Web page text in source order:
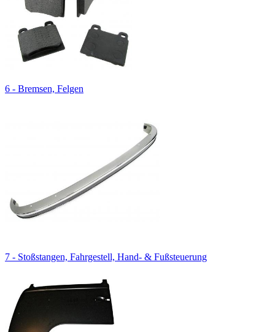
6 - Bremsen, Felgen
7 - Stoßstangen, Fahrgestell, Hand- & Fußsteuerung